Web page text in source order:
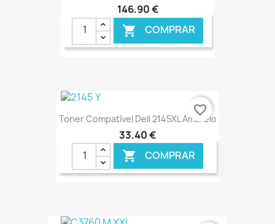
146,90 €
 COMPRAR
Toner Compatível Dell 2145XL Amarelo
33,40 €
 COMPRAR
favorite_border